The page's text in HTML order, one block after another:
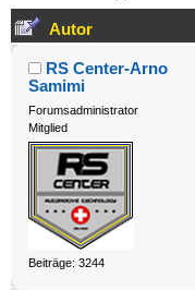
Autor
RS Center-Arno
Samimi
Forumsadministrator
Mitglied
Beiträge: 3244